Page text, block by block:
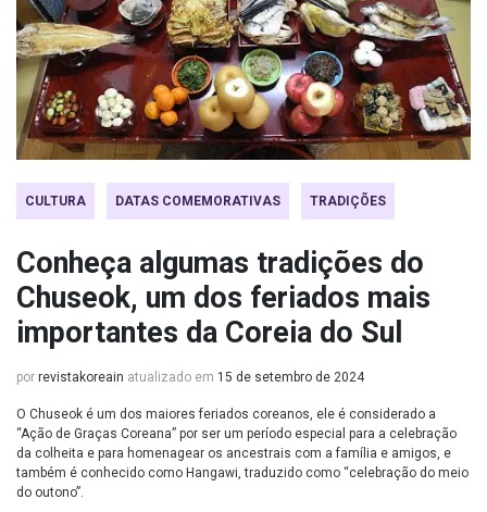
CULTURA DATAS COMEMORATIVAS TRADIÇÕES
Conheça algumas tradições do
Chuseok, um dos feriados mais
importantes da Coreia do Sul
por revistakoreain atualizado em 15 de setembro de 2024
O Chuseok é um dos maiores feriados coreanos, ele é considerado a
“Ação de Graças Coreana” por ser um período especial para a celebração
da colheita e para homenagear os ancestrais com a família e amigos, e
também é conhecido como Hangawi, traduzido como “celebração do meio
do outono”.